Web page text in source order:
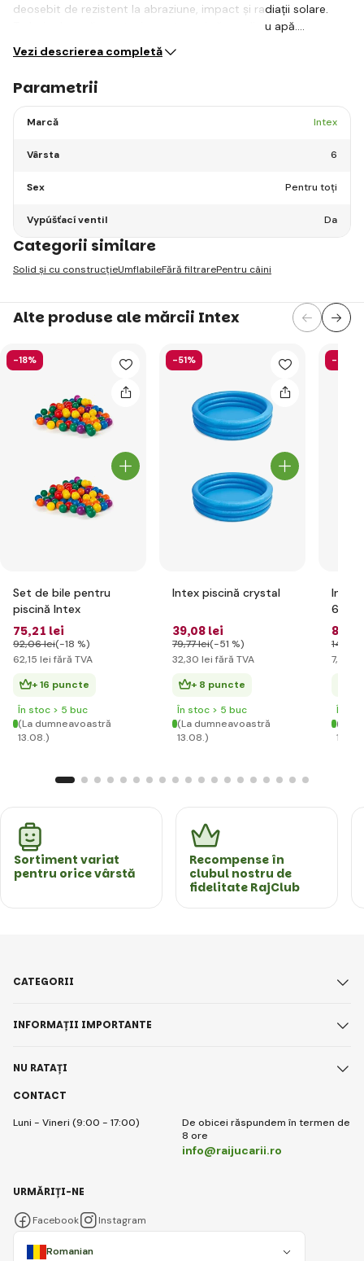
deosebit de rezistent la abraziune, impact și radiații solare.
Trebuie doar să montezi structura și să umpli cu apă.…
Vezi descrierea completă
Parametrii
Marcă Intex
Vârsta 6
Sex Pentru toți
Vypúšťací ventil Da
Categorii similare
Solid și cu construcțieUmflabileFără filtrarePentru câini
Alte produse ale mărcii Intex
-18%
Set de bile pentru
piscină Intex
75,21 lei
92,06 lei(-18 %)
62,15 lei fără TVA
+ 16 puncte
În stoc > 5 buc
(La dumneavoastră
13.08.)
-51%
Intex piscină crystal
39,08 lei
79,77 lei(-51 %)
32,30 lei fără TVA
+ 8 puncte
În stoc > 5 buc
(La dumneavoastră
13.08.)
-40%
Intex
61cm
8
14
7,42 lei
În
(La
Sortiment variat
pentru orice vârstă
Recompense în
clubul nostru de
fidelitate RajClub
CONTACT
Luni - Vineri (9:00 - 17:00)
De obicei răspundem în termen de
8 ore
info@raijucarii.ro
CATEGORII
INFORMAȚII IMPORTANTE
NU RATAȚI
Romanian
URMĂRIȚI-NE
Facebook Instagram